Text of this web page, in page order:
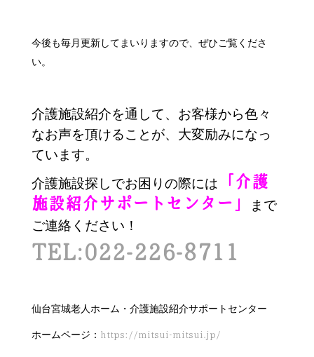
今後も毎月更新してまいりますので、ぜひご覧くださ
い。
介護施設紹介を通して、お客様から色々
なお声を頂けることが、大変励みになっ
ています。
介護施設探しでお困りの際には
「介護
施設紹介サポートセンター」
まで
ご連絡ください！
TEL:022-226-8711
仙台宮城老人ホーム・介護施設紹介サポートセンター
ホームページ： https://mitsui-mitsui.jp/